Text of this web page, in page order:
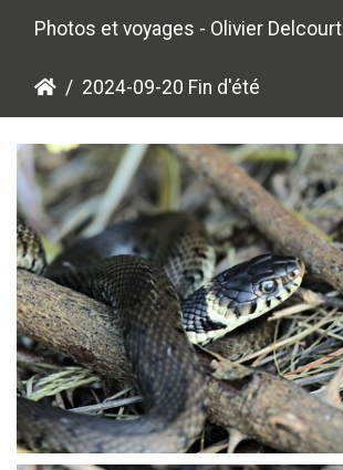
Photos et voyages - Olivier Delcourt
2024-09-20 Fin d'été